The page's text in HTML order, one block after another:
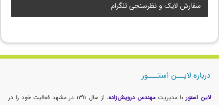
سفارش لایک و نظرسنجی تلگرام